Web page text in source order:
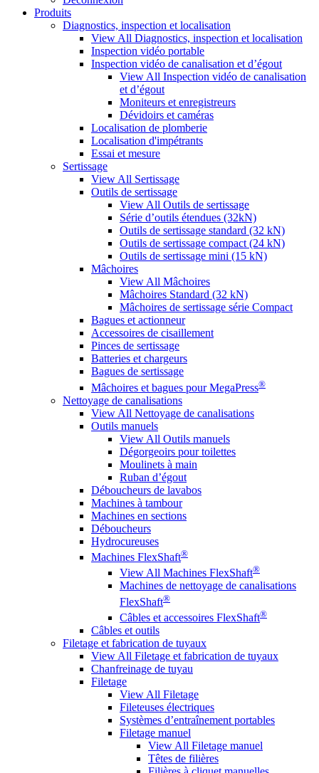
Produits
Diagnostics, inspection et localisation
View All Diagnostics, inspection et localisation
Inspection vidéo portable
Inspection vidéo de canalisation et d’égout
View All Inspection vidéo de canalisation
et d’égout
Moniteurs et enregistreurs
Dévidoirs et caméras
Localisation de plomberie
Localisation d'impétrants
Essai et mesure
Sertissage
View All Sertissage
Outils de sertissage
View All Outils de sertissage
Série d’outils étendues (32kN)
Outils de sertissage standard (32 kN)
Outils de sertissage compact (24 kN)
Outils de sertissage mini (15 kN)
Mâchoires
View All Mâchoires
Mâchoires Standard (32 kN)
Mâchoires de sertissage série Compact
Bagues et actionneur
Accessoires de cisaillement
Pinces de sertissage
Batteries et chargeurs
Bagues de sertissage
Mâchoires et bagues pour MegaPress®
Nettoyage de canalisations
View All Nettoyage de canalisations
Outils manuels
View All Outils manuels
Dégorgeoirs pour toilettes
Moulinets à main
Ruban d’égout
Déboucheurs de lavabos
Machines à tambour
Machines en sections
Déboucheurs
Hydrocureuses
Machines FlexShaft®
View All Machines FlexShaft®
Machines de nettoyage de canalisations
FlexShaft®
Câbles et accessoires FlexShaft®
Câbles et outils
Filetage et fabrication de tuyaux
View All Filetage et fabrication de tuyaux
Chanfreinage de tuyau
Filetage
View All Filetage
Fileteuses électriques
Systèmes d’entraînement portables
Filetage manuel
View All Filetage manuel
Têtes de filières